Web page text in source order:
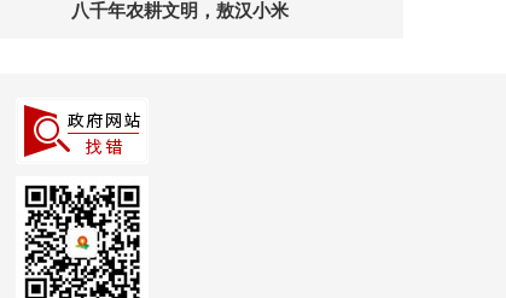
八千年农耕文明，敖汉小米